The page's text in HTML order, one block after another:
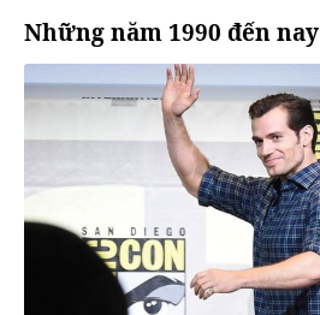
Những năm 1990 đến nay